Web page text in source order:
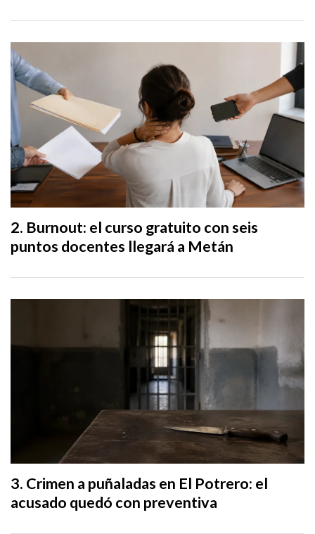
Burnout: el curso gratuito con seis
puntos docentes llegará a Metán
Crimen a puñaladas en El Potrero: el
acusado quedó con preventiva